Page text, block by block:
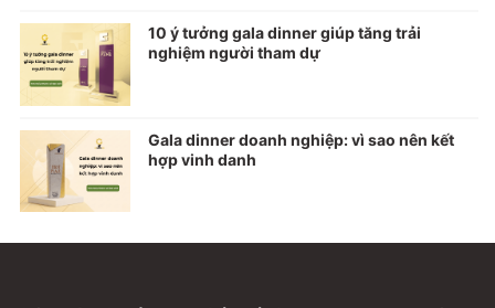
10 ý tưởng gala dinner giúp tăng trải
nghiệm người tham dự
Gala dinner doanh nghiệp: vì sao nên kết
hợp vinh danh